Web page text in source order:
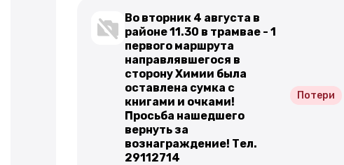
Во вторник 4 августа в
районе 11.30 в трамвае - 1
первого маршрута
направлявшегося в
сторону Химии была
оставлена сумка с
книгами и очками!
Просьба нашедшего
вернуть за
вознаграждение! Тел.
29112714
Потери